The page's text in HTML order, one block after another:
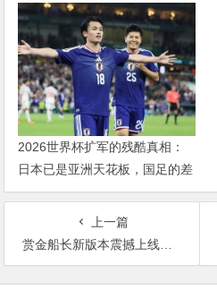
2026世界杯扩军的残酷真相：
日本已是亚洲天花板，国足的差
距远不止几个名额
上一篇
赏金船长新版本震撼上线：沉船宝藏关卡开启冒险新篇章
文